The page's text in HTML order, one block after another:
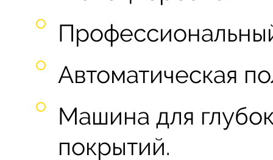
Автоматическая
Машина для
покрытий.